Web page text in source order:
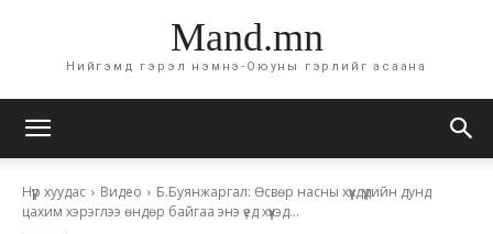
Mand.mn
Нийгэмд гэрэл нэмнэ-Оюуны гэрлийг асаана
Нүүр хуудас Видео
Б.Буянжаргал: Өсвөр насны хүүхдүүдийн дунд
цахим хэрэглээ өндөр байгаа энэ үед хүүхэд...